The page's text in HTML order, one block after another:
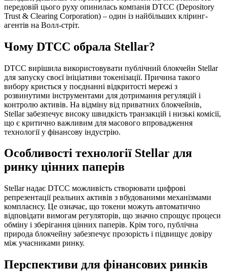
передовій цього руху опинилась компанія DTCC (Depository
Trust & Clearing Corporation) – один із найбільших кліринг-
агентів на Волл-стріт.
Чому DTCC обрала Stellar?
DTCC вирішила використовувати публічний блокчейн Stellar
для запуску своєї ініціативи токенізації. Причина такого
вибору криється у поєднанні відкритості мережі з
розвинутими інструментами для дотримання регуляцій і
контролю активів. На відміну від приватних блокчейнів,
Stellar забезпечує високу швидкість транзакцій і низькі комісії,
що є критично важливим для масового впровадження
технології у фінансову індустрію.
Особливості технології Stellar для
ринку цінних паперів
Stellar надає DTCC можливість створювати цифрові
репрезентації реальних активів з вбудованими механізмами
комплаєнсу. Це означає, що токени можуть автоматично
відповідати вимогам регуляторів, що значно спрощує процеси
обміну і зберігання цінних паперів. Крім того, публічна
природа блокчейну забезпечує прозорість і підвищує довіру
між учасниками ринку.
Перспективи для фінансових ринків